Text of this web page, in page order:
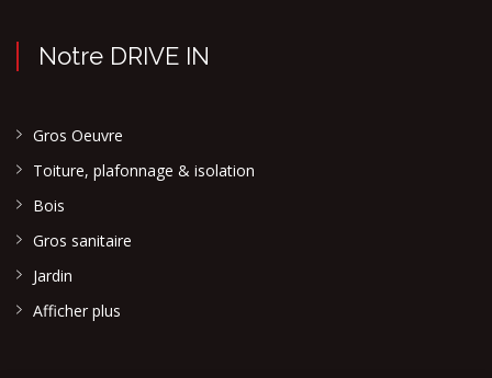
Notre DRIVE IN
Gros Oeuvre
Toiture, plafonnage & isolation
Bois
Gros sanitaire
Jardin
Afficher plus